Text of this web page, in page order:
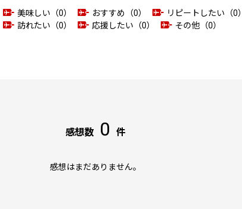
美味しい（0） おすすめ（0） リピートしたい（0）
訪れたい（0）
応援したい（0） その他（0）
感想数 0 件
感想はまだありません。